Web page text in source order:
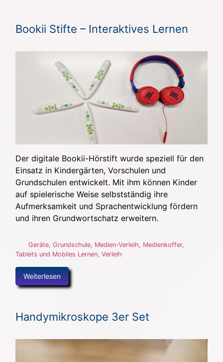
Bookii Stifte – Interaktives Lernen
Der digitale Bookii-Hörstift wurde speziell für den
Einsatz in Kindergärten, Vorschulen und
Grundschulen entwickelt. Mit ihm können Kinder
auf spielerische Weise selbstständig ihre
Aufmerksamkeit und Sprachentwicklung fördern
und ihren Grundwortschatz erweitern.
Geräte, Grundschule, Medien-Verleih, Medienkoffer,
Tablets und Mobiles Lernen, Verleih
Weiterlesen
Handymikroskope 3er Set